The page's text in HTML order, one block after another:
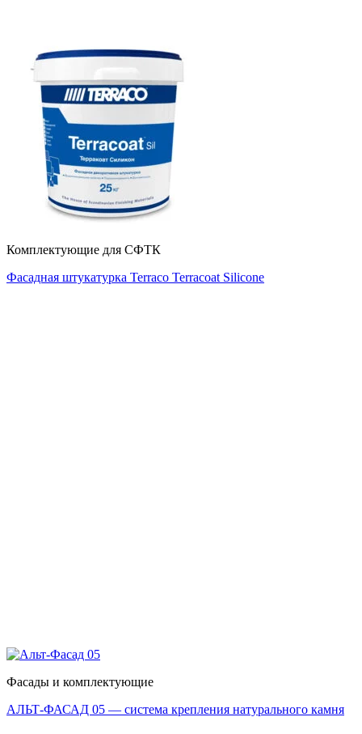
Комплектующие для СФТК
Фасадная штукатурка Terraco Terracoat Silicone
Фасады и комплектующие
АЛЬТ-ФАСАД 05 — система крепления натурального камня